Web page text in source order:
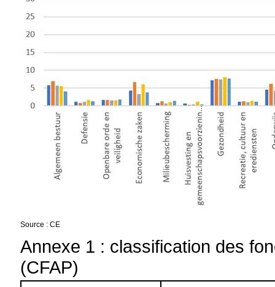
Source : CE
Annexe 1 : classification des
(CFAP)